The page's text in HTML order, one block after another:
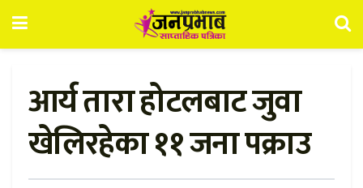
आर्य तारा होटलबाट जुवा
खेलिरहेका ११ जना पक्राउ